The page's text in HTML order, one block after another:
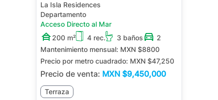
La Isla Residences
Departamento
Acceso Directo al Mar
200 m²
4 rec. 3 baños
2
Mantenimiento mensual: MXN $8800
Precio por metro cuadrado: MXN $47,250
Precio de venta: MXN $9,450,000
Terraza